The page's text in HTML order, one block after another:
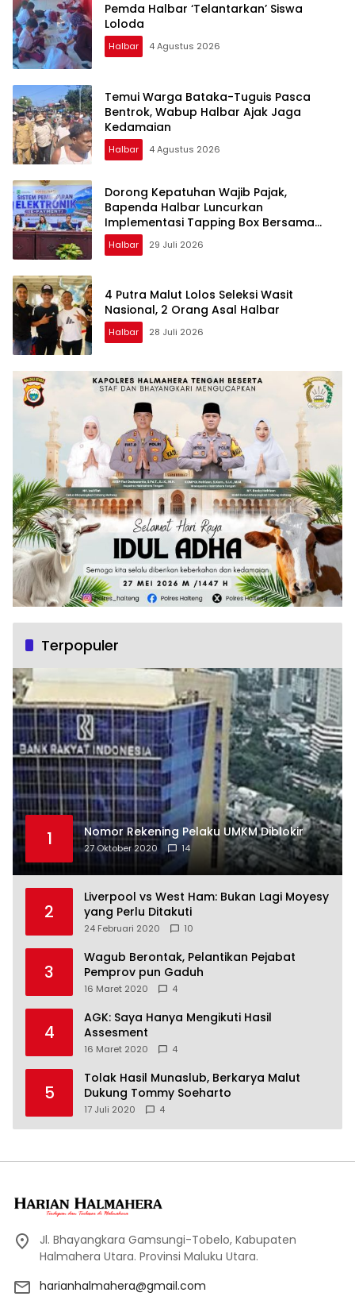
Pemda Halbar ‘Telantarkan’ Siswa
Loloda
Halbar 4 Agustus 2026
Temui Warga Bataka-Tuguis Pasca
Bentrok, Wabup Halbar Ajak Jaga
Kedamaian
Halbar 4 Agustus 2026
Dorong Kepatuhan Wajib Pajak,
Bapenda Halbar Luncurkan
Implementasi Tapping Box Bersama
Bank Maluku-Malut
Halbar 29 Juli 2026
4 Putra Malut Lolos Seleksi Wasit
Nasional, 2 Orang Asal Halbar
Halbar 28 Juli 2026
Terpopuler
1 Nomor Rekening Pelaku UMKM Diblokir
27 Oktober 2020 14
2
Liverpool vs West Ham: Bukan Lagi Moyesy
yang Perlu Ditakuti
24 Februari 2020 10
3
Wagub Berontak, Pelantikan Pejabat
Pemprov pun Gaduh
16 Maret 2020 4
4
AGK: Saya Hanya Mengikuti Hasil
Assesment
16 Maret 2020 4
5
Tolak Hasil Munaslub, Berkarya Malut
Dukung Tommy Soeharto
17 Juli 2020 4
Jl. Bhayangkara Gamsungi-Tobelo, Kabupaten
Halmahera Utara. Provinsi Maluku Utara.
harianhalmahera@gmail.com